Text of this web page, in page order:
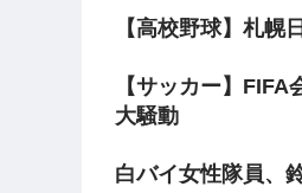
【高校野球】札幌
【サッカー】
大騒動
白バイ女性隊員、